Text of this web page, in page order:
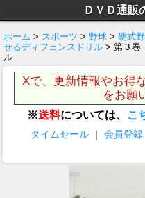
ＤＶＤ通販
ホーム > スポーツ > 野球 > 硬式
せるディフェンスドリル > 第３巻
ル
Xで、更新情報やお得
をお願
※送料については、 こ
タイムセール ｜ 会員登録